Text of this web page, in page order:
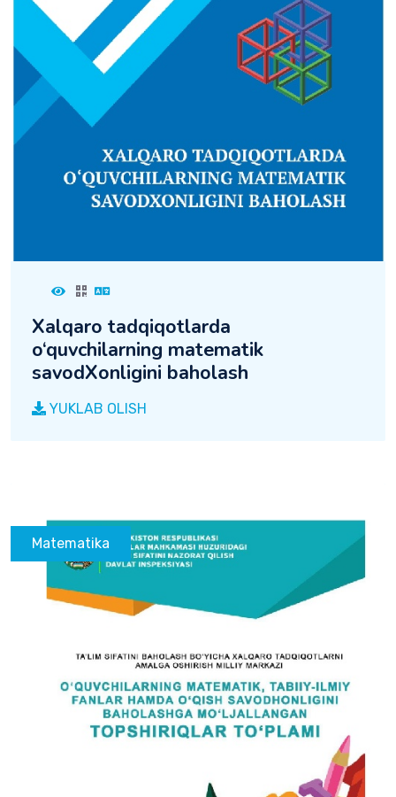
Xalqaro tadqiqotlarda
o‘quvchilarning matematik
savodXonligini baholash
YUKLAB OLISH
Matematika